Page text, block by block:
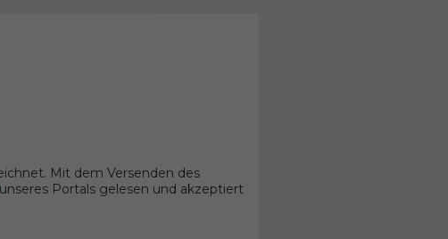
Mit dem Versenden des
unseres Portals gelesen und akzeptiert